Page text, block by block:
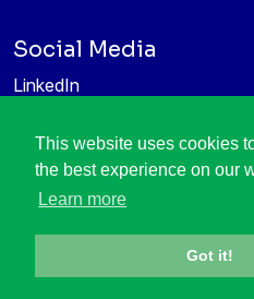
This website uses cookies
the best experience on our
Learn more
Got it!
Social Media
LinkedIn
Information protection &
privacy policy